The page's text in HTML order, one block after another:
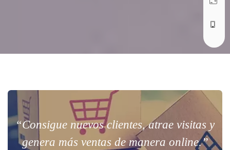
“Consigue nuevos clientes, atrae visitas y
genera más ventas de manera online.”